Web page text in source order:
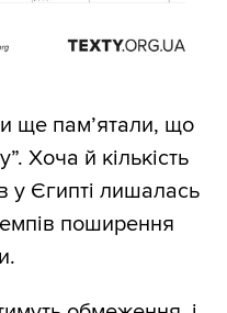
ще пам’ятали, що
Хоча й кількість
у Єгипті лишалась
поширення